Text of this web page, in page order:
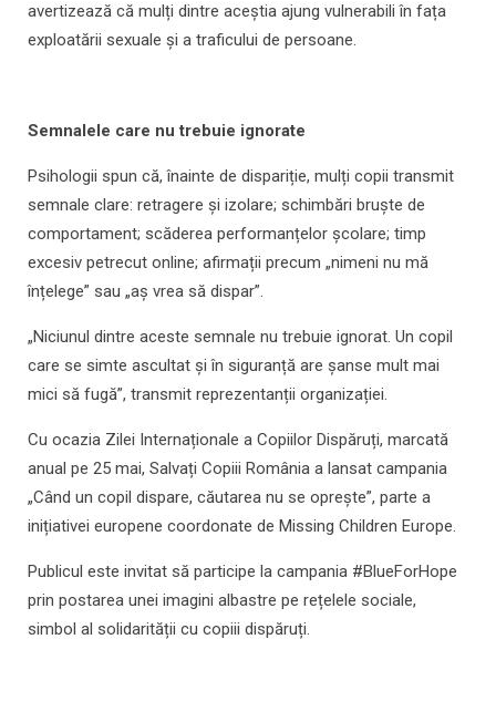
avertizează că mulți dintre aceștia ajung vulnerabili în fața
exploatării sexuale și a traficului de persoane.
Semnalele care nu trebuie ignorate
Psihologii spun că, înainte de dispariție, mulți copii transmit
semnale clare: retragere și izolare; schimbări bruște de
comportament; scăderea performanțelor școlare; timp
excesiv petrecut online; afirmații precum „nimeni nu mă
înțelege” sau „aș vrea să dispar”.
„Niciunul dintre aceste semnale nu trebuie ignorat. Un copil
care se simte ascultat și în siguranță are șanse mult mai
mici să fugă”, transmit reprezentanții organizației.
Cu ocazia Zilei Internaționale a Copiilor Dispăruți, marcată
anual pe 25 mai, Salvați Copiii România a lansat campania
„Când un copil dispare, căutarea nu se oprește”, parte a
inițiativei europene coordonate de Missing Children Europe.
Publicul este invitat să participe la campania #BlueForHope
prin postarea unei imagini albastre pe rețelele sociale,
simbol al solidarității cu copiii dispăruți.